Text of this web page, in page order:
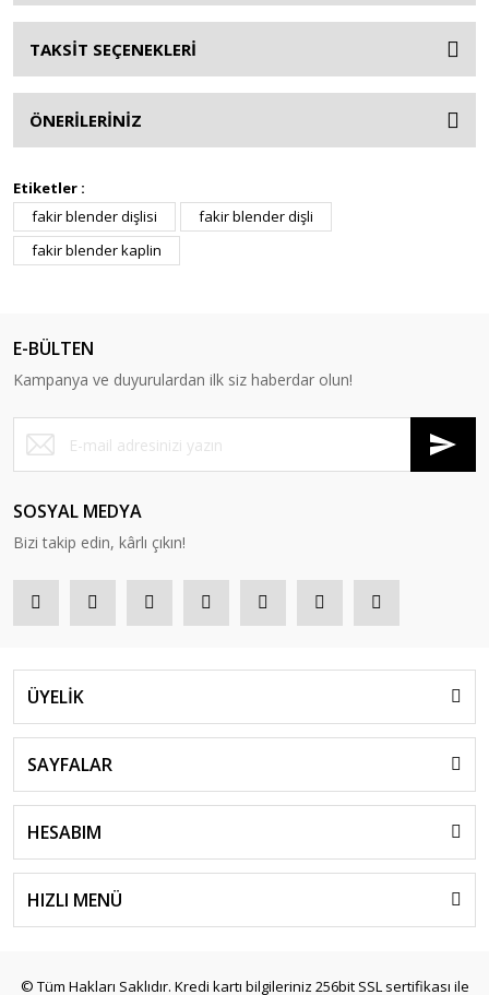
TAKSİT SEÇENEKLERİ
ÖNERİLERİNİZ
Etiketler :
fakir blender dişlisi
fakir blender dişli
fakir blender kaplin
E-BÜLTEN
Kampanya ve duyurulardan ilk siz haberdar olun!
SOSYAL MEDYA
Bizi takip edin, kârlı çıkın!
ÜYELİK
SAYFALAR
HESABIM
HIZLI MENÜ
© Tüm Hakları Saklıdır. Kredi kartı bilgileriniz 256bit SSL sertifikası ile